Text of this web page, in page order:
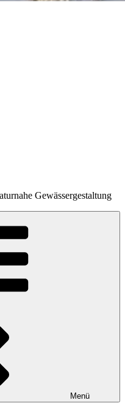
Gewässergestaltung
Menü